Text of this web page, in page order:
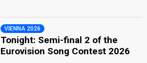
VIENNA 2026
Tonight: Semi-final 2 of the
Eurovision Song Contest 2026